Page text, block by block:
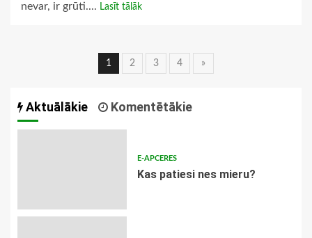
nevar, ir grūti.... Lasīt tālāk
Ziņu
1 2 3 4 »
Aktuālākie Komentētākie
E-APCERES
​Kas patiesi nes mieru?